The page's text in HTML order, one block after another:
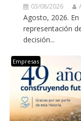
03/08/2026
Agosto, 2026.
representación
decisión...
Empresas